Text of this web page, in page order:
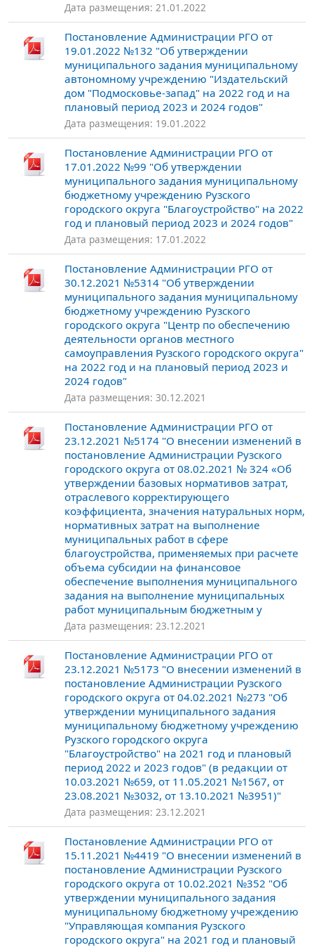
Дата размещения: 21.01.2022
Постановление Администрации РГО от
19.01.2022 №132 "Об утверждении
муниципального задания муниципальному
автономному учреждению "Издательский
дом "Подмосковье-запад" на 2022 год и на
плановый период 2023 и 2024 годов"
Дата размещения: 19.01.2022
Постановление Администрации РГО от
17.01.2022 №99 "Об утверждении
муниципального задания муниципальному
бюджетному учреждению Рузского
городского округа "Благоустройство" на 2022
год и плановый период 2023 и 2024 годов"
Дата размещения: 17.01.2022
Постановление Администрации РГО от
30.12.2021 №5314 "Об утверждении
муниципального задания муниципальному
бюджетному учреждению Рузского
городского округа "Центр по обеспечению
деятельности органов местного
самоуправления Рузского городского округа"
на 2022 год и на плановый период 2023 и
2024 годов"
Дата размещения: 30.12.2021
Постановление Администрации РГО от
23.12.2021 №5174 "О внесении изменений в
постановление Администрации Рузского
городского округа от 08.02.2021 № 324 «Об
утверждении базовых нормативов затрат,
отраслевого корректирующего
коэффициента, значения натуральных норм,
нормативных затрат на выполнение
муниципальных работ в сфере
благоустройства, применяемых при расчете
объема субсидии на финансовое
обеспечение выполнения муниципального
задания на выполнение муниципальных
работ муниципальным бюджетным у
Дата размещения: 23.12.2021
Постановление Администрации РГО от
23.12.2021 №5173 "О внесении изменений в
постановление Администрации Рузского
городского округа от 04.02.2021 №273 "Об
утверждении муниципального задания
муниципальному бюджетному учреждению
Рузского городского округа
"Благоустройство" на 2021 год и плановый
период 2022 и 2023 годов" (в редакции от
10.03.2021 №659, от 11.05.2021 №1567, от
23.08.2021 №3032, от 13.10.2021 №3951)"
Дата размещения: 23.12.2021
Постановление Администрации РГО от
15.11.2021 №4419 "О внесении изменений в
постановление Администрации Рузского
городского округа от 10.02.2021 №352 "Об
утверждении муниципального задания
муниципальному бюджетному учреждению
"Управляющая компания Рузского
городского округа" на 2021 год и плановый